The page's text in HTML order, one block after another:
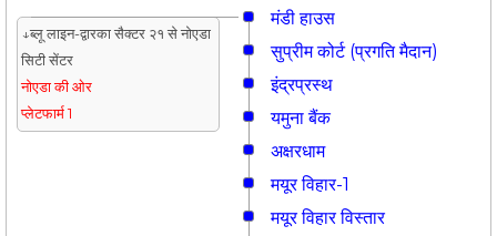
मंडी हाउस
↓ब्लू लाइन-द्वारका सैक्टर २१ से नोएडा
सिटी सेंटर
नोएडा की ओर
प्लेटफार्म 1
सुप्रीम कोर्ट (प्रगति मैदान)
इंद्रप्रस्थ
यमुना बैंक
अक्षरधाम
मयूर विहार-1
मयूर विहार विस्तार